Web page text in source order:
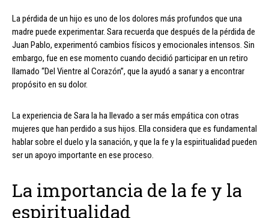
La pérdida de un hijo es uno de los dolores más profundos que una
madre puede experimentar. Sara recuerda que después de la pérdida de
Juan Pablo, experimentó cambios físicos y emocionales intensos. Sin
embargo, fue en ese momento cuando decidió participar en un retiro
llamado “Del Vientre al Corazón”, que la ayudó a sanar y a encontrar
propósito en su dolor.
La experiencia de Sara la ha llevado a ser más empática con otras
mujeres que han perdido a sus hijos. Ella considera que es fundamental
hablar sobre el duelo y la sanación, y que la fe y la espiritualidad pueden
ser un apoyo importante en ese proceso.
La importancia de la fe y la
espiritualidad